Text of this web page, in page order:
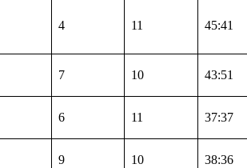
4 11 45:41
7 10 43:51
6 11 37:37
9 10 38:36